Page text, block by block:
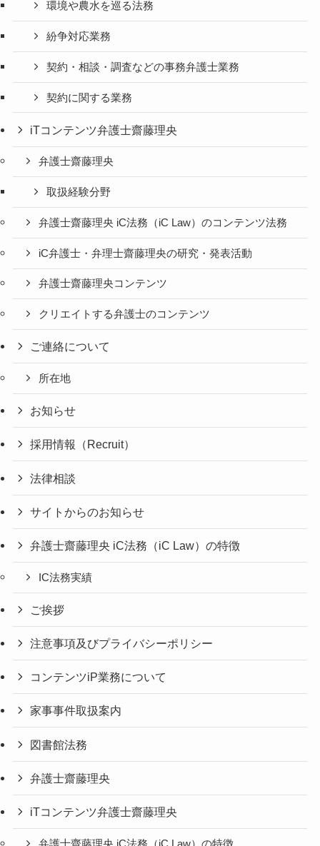
環境や農水を巡る法務
紛争対応業務
契約・相談・調査などの事務弁護士業務
契約に関する業務
iTコンテンツ弁護士齋藤理央
弁護士齋藤理央
取扱経験分野
弁護士齋藤理央 iC法務（iC Law）のコンテンツ法務
iC弁護士・弁理士齋藤理央の研究・発表活動
弁護士齋藤理央コンテンツ
クリエイトする弁護士のコンテンツ
ご連絡について
所在地
お知らせ
採用情報（Recruit）
法律相談
サイトからのお知らせ
弁護士齋藤理央 iC法務（iC Law）の特徴
IC法務実績
ご挨拶
注意事項及びプライバシーポリシー
コンテンツiP業務について
家事事件取扱案内
図書館法務
弁護士齋藤理央
iTコンテンツ弁護士齋藤理央